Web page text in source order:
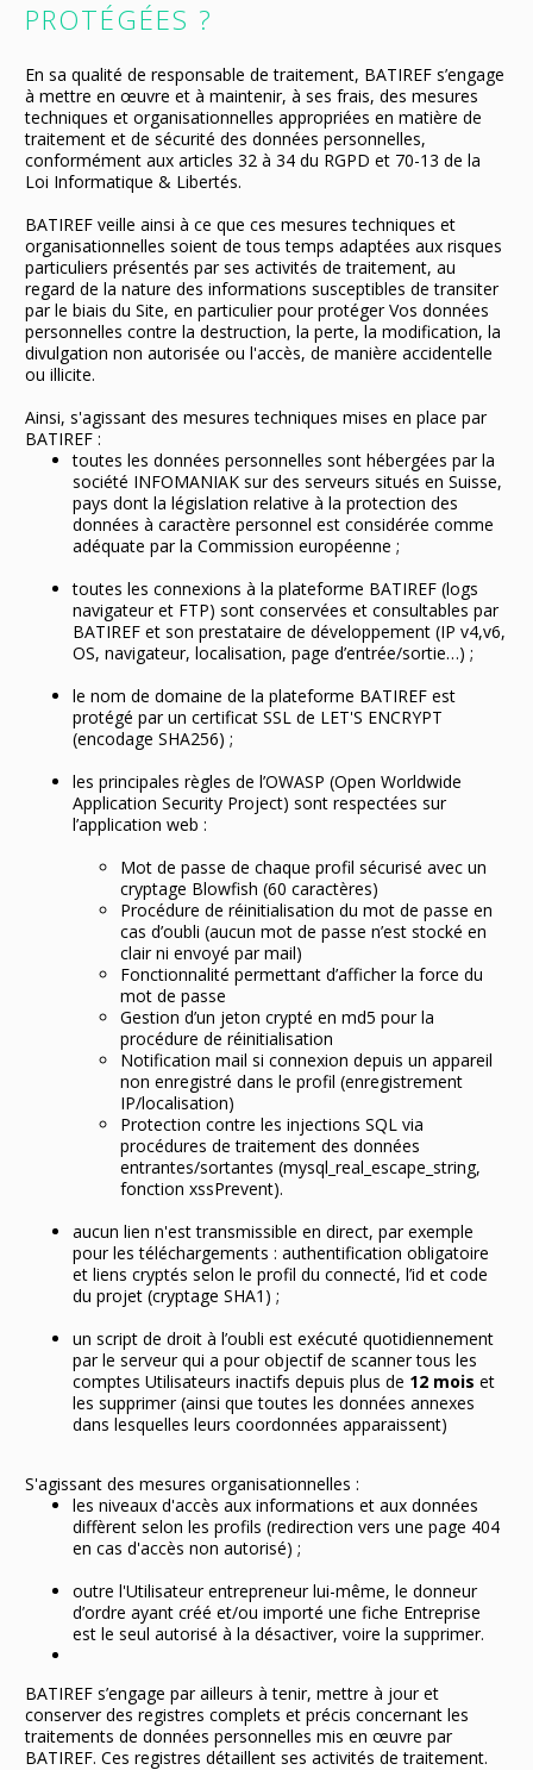
PROTÉGÉES ?
En sa qualité de responsable de traitement, BATIREF s’engage
à mettre en œuvre et à maintenir, à ses frais, des mesures
techniques et organisationnelles appropriées en matière de
traitement et de sécurité des données personnelles,
conformément aux articles 32 à 34 du RGPD et 70-13 de la
Loi Informatique & Libertés.
BATIREF veille ainsi à ce que ces mesures techniques et
organisationnelles soient de tous temps adaptées aux risques
particuliers présentés par ses activités de traitement, au
regard de la nature des informations susceptibles de transiter
par le biais du Site, en particulier pour protéger Vos données
personnelles contre la destruction, la perte, la modification, la
divulgation non autorisée ou l'accès, de manière accidentelle
ou illicite.
Ainsi, s'agissant des mesures techniques mises en place par
BATIREF :
toutes les données personnelles sont hébergées par la
société INFOMANIAK sur des serveurs situés en Suisse,
pays dont la législation relative à la protection des
données à caractère personnel est considérée comme
adéquate par la Commission européenne ;
toutes les connexions à la plateforme BATIREF (logs
navigateur et FTP) sont conservées et consultables par
BATIREF et son prestataire de développement (IP v4,v6,
OS, navigateur, localisation, page d’entrée/sortie…) ;
le nom de domaine de la plateforme BATIREF est
protégé par un certificat SSL de LET'S ENCRYPT
(encodage SHA256) ;
les principales règles de l’OWASP (Open Worldwide
Application Security Project) sont respectées sur
l’application web :
Mot de passe de chaque profil sécurisé avec un
cryptage Blowfish (60 caractères)
Procédure de réinitialisation du mot de passe en
cas d’oubli (aucun mot de passe n’est stocké en
clair ni envoyé par mail)
Fonctionnalité permettant d’afficher la force du
mot de passe
Gestion d’un jeton crypté en md5 pour la
procédure de réinitialisation
Notification mail si connexion depuis un appareil
non enregistré dans le profil (enregistrement
IP/localisation)
Protection contre les injections SQL via
procédures de traitement des données
entrantes/sortantes (mysql_real_escape_string,
fonction xssPrevent).
aucun lien n'est transmissible en direct, par exemple
pour les téléchargements : authentification obligatoire
et liens cryptés selon le profil du connecté, l’id et code
du projet (cryptage SHA1) ;
un script de droit à l’oubli est exécuté quotidiennement
par le serveur qui a pour objectif de scanner tous les
comptes Utilisateurs inactifs depuis plus de 12 mois et
les supprimer (ainsi que toutes les données annexes
dans lesquelles leurs coordonnées apparaissent)
S'agissant des mesures organisationnelles :
les niveaux d'accès aux informations et aux données
diffèrent selon les profils (redirection vers une page 404
en cas d'accès non autorisé) ;
outre l'Utilisateur entrepreneur lui-même, le donneur
d’ordre ayant créé et/ou importé une fiche Entreprise
est le seul autorisé à la désactiver, voire la supprimer.
BATIREF s’engage par ailleurs à tenir, mettre à jour et
conserver des registres complets et précis concernant les
traitements de données personnelles mis en œuvre par
BATIREF. Ces registres détaillent ses activités de traitement.